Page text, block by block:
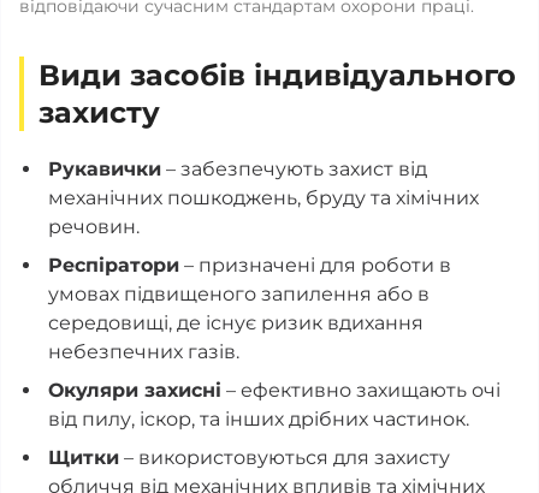
відповідаючи сучасним стандартам охорони праці.
Види засобів індивідуального
захисту
Рукавички – забезпечують захист від
механічних пошкоджень, бруду та хімічних
речовин.
Респіратори – призначені для роботи в
умовах підвищеного запилення або в
середовищі, де існує ризик вдихання
небезпечних газів.
Окуляри захисні – ефективно захищають очі
від пилу, іскор, та інших дрібних частинок.
Щитки – використовуються для захисту
обличчя від механічних впливів та хімічних